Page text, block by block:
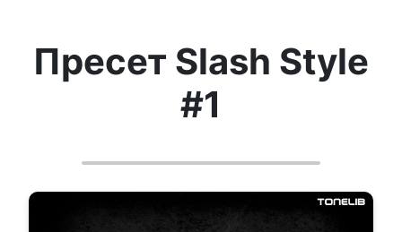
Пресет Slash Style
#1